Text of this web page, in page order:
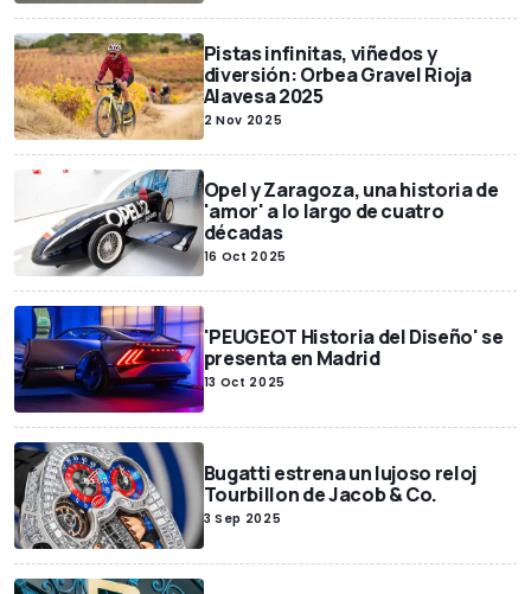
Pistas infinitas, viñedos y
diversión: Orbea Gravel Rioja
Alavesa 2025
2 Nov 2025
Opel y Zaragoza, una historia de
'amor' a lo largo de cuatro
décadas
16 Oct 2025
'PEUGEOT Historia del Diseño' se
presenta en Madrid
13 Oct 2025
Bugatti estrena un lujoso reloj
Tourbillon de Jacob & Co.
3 Sep 2025